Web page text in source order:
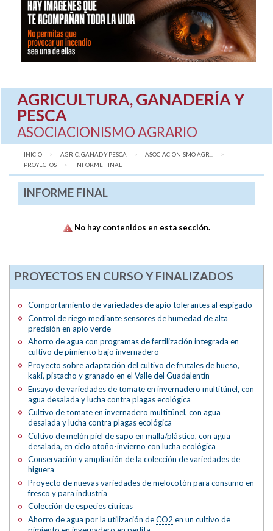
AGRICULTURA, GANADERÍA Y
PESCA
ASOCIACIONISMO AGRARIO
INICIO AGRIC, GANAD Y PESCA
ASOCIACIONISMO AGR...
PROYECTOS
AQUÍ:
INFORME FINAL
INFORME FINAL
No hay contenidos en esta sección.
PROYECTOS EN CURSO Y FINALIZADOS
Comportamiento de variedades de apio tolerantes al espigado
Control de riego mediante sensores de humedad de alta
precisión en apio verde
Ahorro de agua con programas de fertilización integrada en
cultivo de pimiento bajo invernadero
Proyecto sobre adaptación del cultivo de frutales de hueso,
kaki, pistacho y granado en el Valle del Guadalentín
Ensayo de variedades de tomate en invernadero multitúnel, con
agua desalada y lucha contra plagas ecológica
Cultivo de tomate en invernadero multitúnel, con agua
desalada y lucha contra plagas ecológica
Cultivo de melón piel de sapo en malla/plástico, con agua
desalada, en ciclo otoño-invierno con lucha ecológica
Conservación y ampliación de la colección de variedades de
higuera
Proyecto de nuevas variedades de melocotón para consumo en
fresco y para industria
Colección de especies cítricas
Ahorro de agua por la utilización deCO2 en un cultivo de